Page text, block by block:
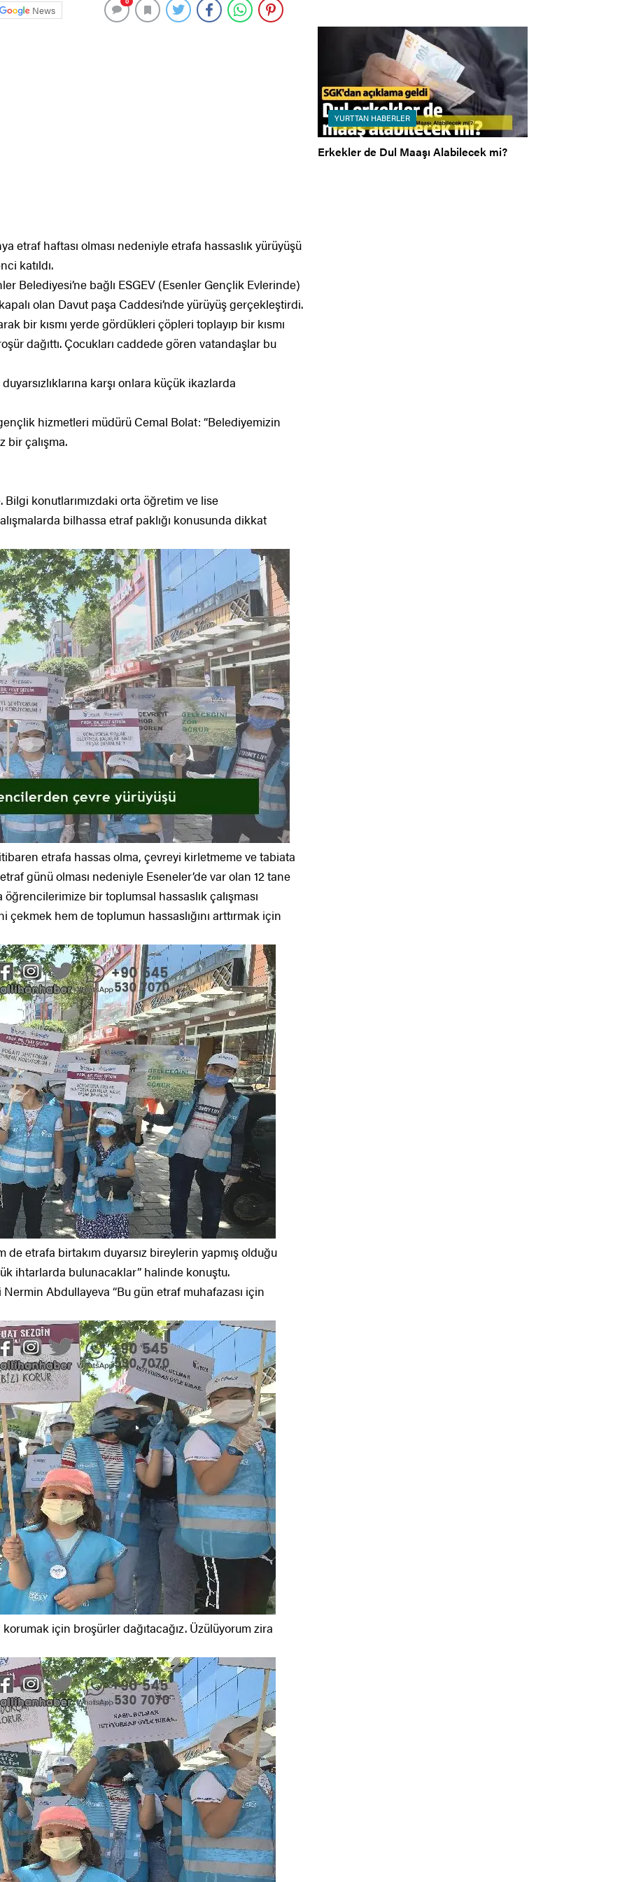
News
etraf haftası olması nedeniyle etrafa hassaslık yürüyüşü
katıldı.
Belediyesi’ne bağlı ESGEV (Esenler Gençlik Evlerinde)
olan Davut paşa Caddesi’nde yürüyüş gerçekleştirdi.
bir kısmı yerde gördükleri çöpleri toplayıp bir kısmı
dağıttı. Çocukları caddede gören vatandaşlar bu
karşı onlara küçük ikazlarda
hizmetleri müdürü Cemal Bolat: “Belediyemizin
bir çalışma.
konutlarımızdaki orta öğretim ve lise
bilhassa etraf paklığı konusunda dikkat
etrafa hassas olma, çevreyi kirletmeme ve tabiata
günü olması nedeniyle Eseneler’de var olan 12 tane
bir toplumsal hassaslık çalışması
hem de toplumun hassaslığını arttırmak için
etrafa birtakım duyarsız bireylerin yapmış olduğu
ihtarlarda bulunacaklar” halinde konuştu.
Abdullayeva “Bu gün etraf muhafazası için
için broşürler dağıtacağız. Üzülüyorum zira
YURTTAN HABERLER
Erkekler de Dul Maaşı Alabilecek mi?